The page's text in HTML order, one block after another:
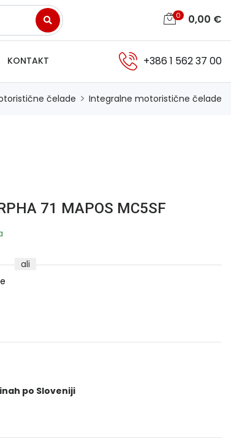
0 0,00 €
KONTAKT +386 1 562 37 00
čelade Integralne motoristične čelade
71 MAPOS MC5SF
ali
po Sloveniji